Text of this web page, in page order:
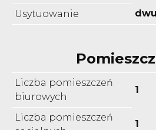
Usytuowanie
Liczba pomieszczeń
biurowych
1
Liczba pomieszczeń
1